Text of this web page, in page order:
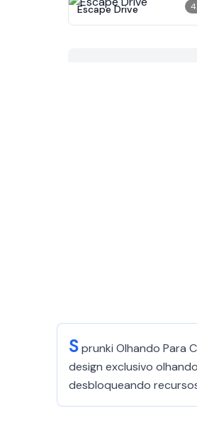
Escape Drive
Sprunki Olhando Para
design exclusivo
desbloqueando